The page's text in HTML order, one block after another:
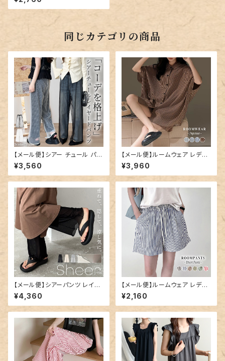
284
同じカテゴリの商品
【メール便】シアー チュール パン
ツ レディース ワイド レイヤード
パンツ／pants708
¥3,560
【メール便】ルームウェア レディ
ース ビッグシルエット セットアッ
プ 半袖／roomwear299
¥3,960
【メール便】シアーパンツ レイヤ
ード レディース レギンス ワイド
ペチコート／pants707
¥4,360
【メール便】ルームウェア レディ
ース ショートパンツ パンツ スト
ライプ／roomwear289
¥2,160